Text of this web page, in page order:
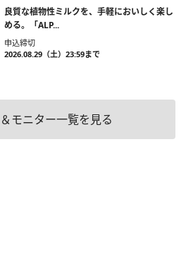
良質な植物性ミルクを、手軽においしく楽し
める。「ALP...
申込締切
2026.08.29（土）23:59まで
モニター一覧を見る